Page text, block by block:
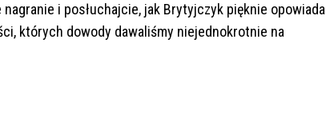
i posłuchajcie, jak Brytyjczyk pięknie opowiada
których dowody dawaliśmy niejednokrotnie na